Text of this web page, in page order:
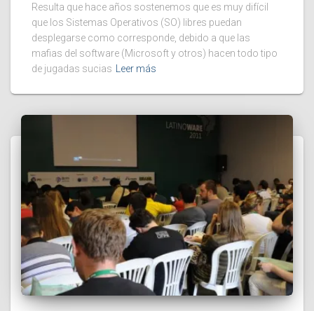
Resulta que hace años sostenemos que es muy difícil
que los Sistemas Operativos (SO) libres puedan
desplegarse como corresponde, debido a que las
mafias del software (Microsoft y otros) hacen todo tipo
de jugadas sucias
Leer más